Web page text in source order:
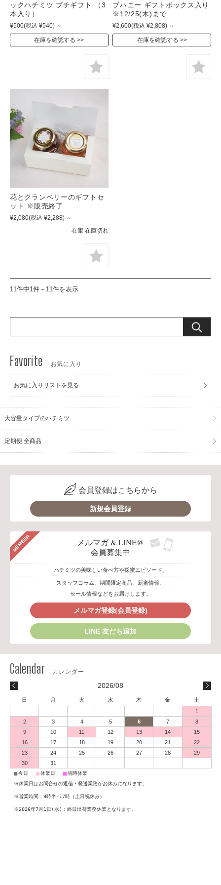
ックハチミツ プチギフト （3
本入り）
¥500(税込 ¥540) ～
在庫を確認する
ブハニー ギフトボックス入り
※12/25(木)まで
¥2,600(税込 ¥2,808) ～
在庫を確認する
花とクランベリーのギフトセ
ット ※販売終了
¥2,080(税込 ¥2,288) ～
在庫 在庫切れ
11件中1件～11件を表示
お気に入り
お気に入りリストを見る
大容量タイプのハチミツ
定期便 全商品
会員登録はこちらから
新規会員登録
MEMBER
メルマガ & LINE@
会員募集中
ハチミツの美味しい食べ方や採蜜エピソード、
スタッフコラム、期間限定商品、新蜜情報、
セール情報などをお届けします。
メルマガ登録(会員登録)
LINE 友だち追加
2026/08
日 月 火 水 木 金
土
1
2
3 4 5 6 7
8
9
10 11 12 13 14
15
16
17 18 19 20 21
22
23
24 25 26 27 28
29
30
31
■今日 ■休業日 ■臨時休業
※休業日はお問合せの返信・発送業務がお休みになります。
※営業時間：9時半-17時（土日祝休み）
※2026年7月1日(水)：終日出荷業務休業となります。